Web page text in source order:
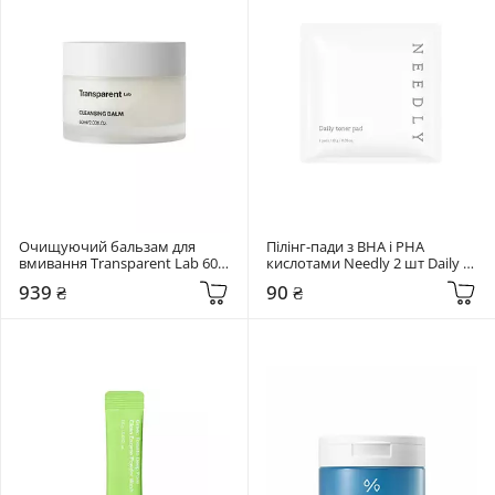
Очищуючий бальзам для
вмивання Transparent Lab 60
939 ₴
Пілінг-пади з BHA і PHA
кислотами Needly 2 шт Daily
90 ₴